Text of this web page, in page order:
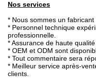
Nos services
* Nous sommes un
* Personnel technique
professionnelle.
* Assurance de haute
* OEM et ODM sont
* Tout commentaire sera
* Meilleur service après-
clients.